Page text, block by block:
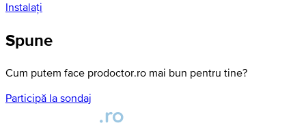
Instalați
Spune
Cum putem face prodoctor.ro mai bun pentru tine?
Participă la sondaj